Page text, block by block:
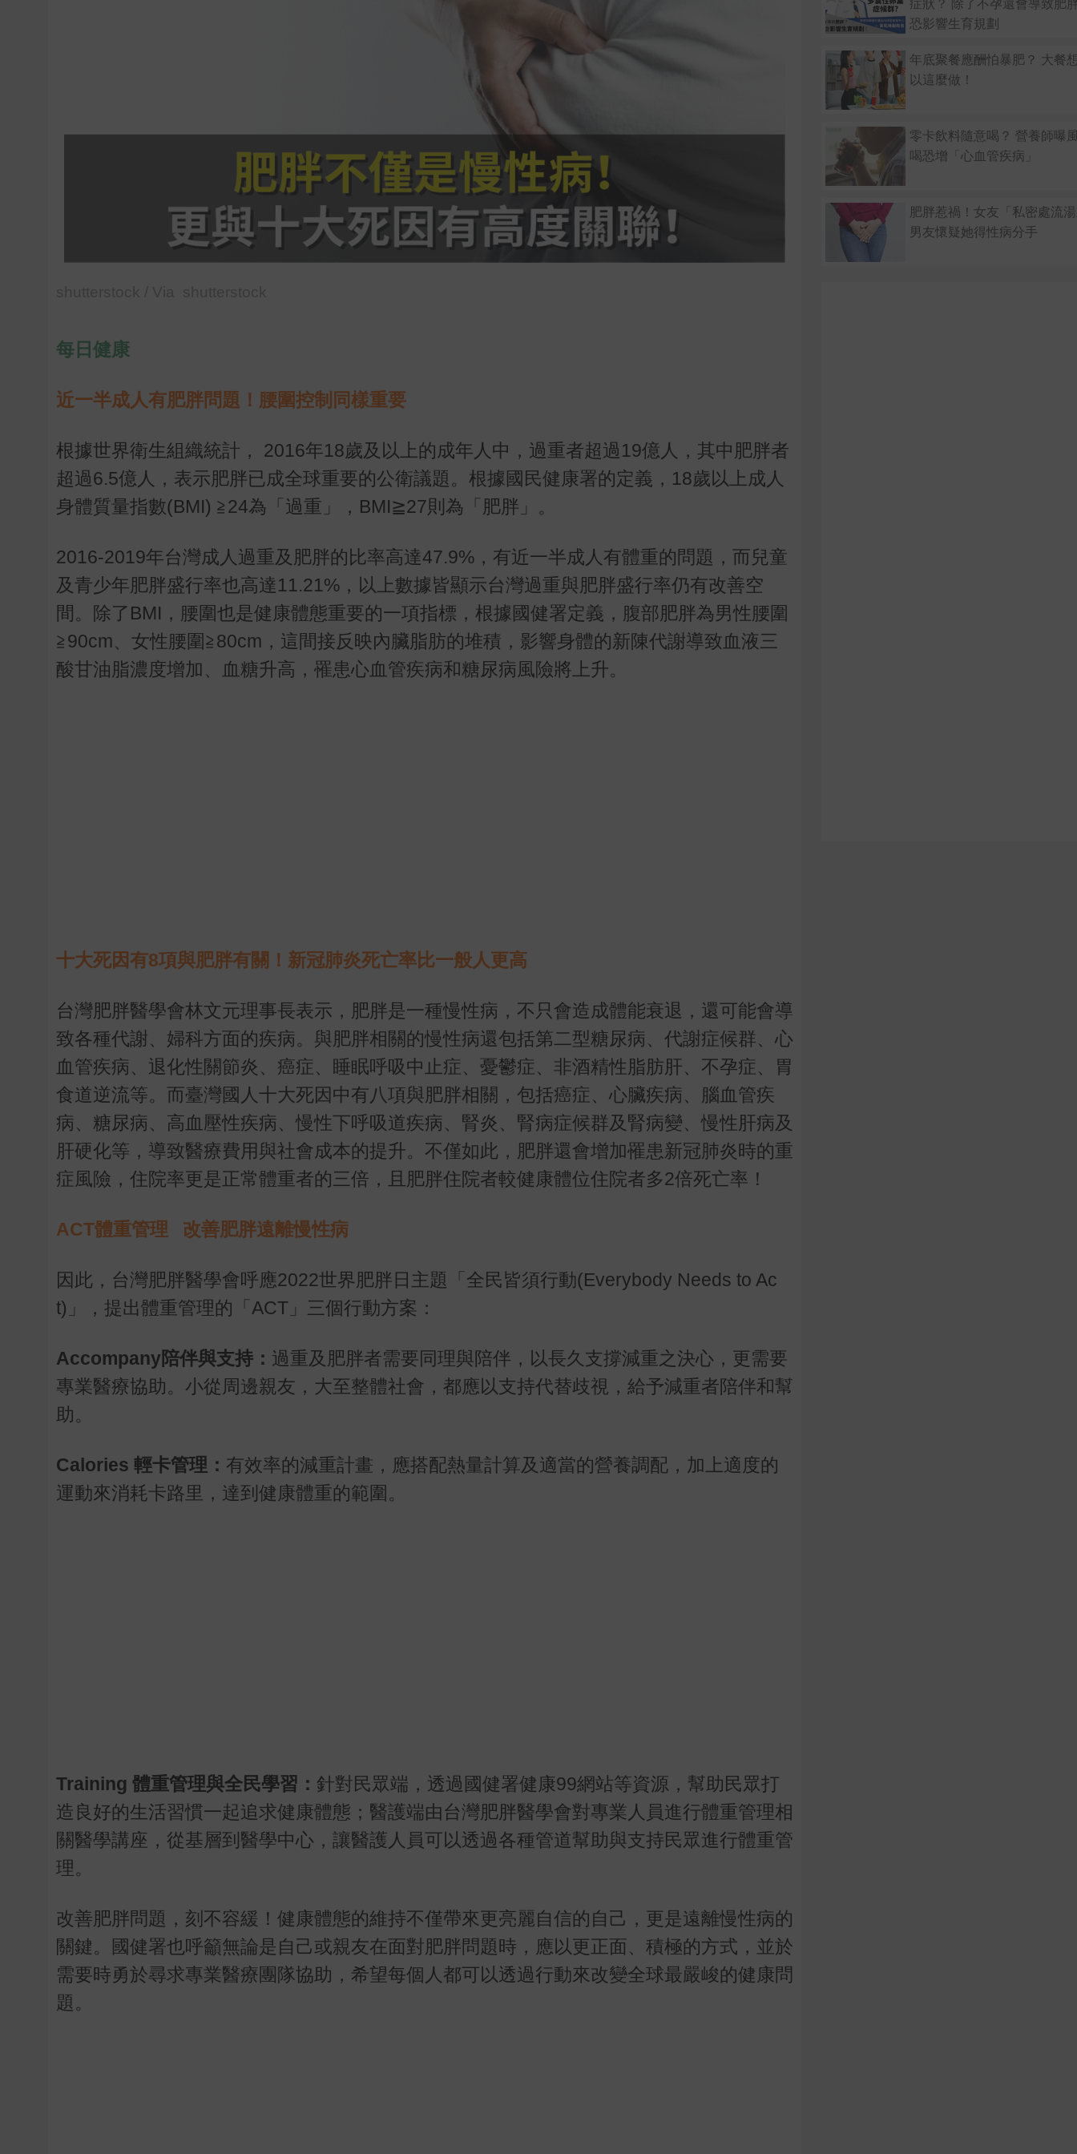
每日健康
近一半成人有肥胖問題！腰圍控制同樣重要
根據世界衛生組織統計， 2016年18歲及以上的成年人中，過重者超過19億人，其中肥胖者
超過6.5億人，表示肥胖已成全球重要的公衛議題。根據國民健康署的定義，18歲以上成人
身體質量指數(BMI) ≧24為「過重」，BMI≧27則為「肥胖」。
2016-2019年台灣成人過重及肥胖的比率高達47.9%，有近一半成人有體重的問題，而兒童
及青少年肥胖盛行率也高達11.21%，以上數據皆顯示台灣過重與肥胖盛行率仍有改善空
間。除了BMI，腰圍也是健康體態重要的一項指標，根據國健署定義，腹部肥胖為男性腰圍
≧90cm、女性腰圍≧80cm，這間接反映內臟脂肪的堆積，影響身體的新陳代謝導致血液三
酸甘油脂濃度增加、血糖升高，罹患心血管疾病和糖尿病風險將上升。
十大死因有8項與肥胖有關！新冠肺炎死亡率比一般人更高
台灣肥胖醫學會林文元理事長表示，肥胖是一種慢性病，不只會造成體能衰退，還可能會導
致各種代謝、婦科方面的疾病。與肥胖相關的慢性病還包括第二型糖尿病、代謝症候群、心
血管疾病、退化性關節炎、癌症、睡眠呼吸中止症、憂鬱症、非酒精性脂肪肝、不孕症、胃
食道逆流等。而臺灣國人十大死因中有八項與肥胖相關，包括癌症、心臟疾病、腦血管疾
病、糖尿病、高血壓性疾病、慢性下呼吸道疾病、腎炎、腎病症候群及腎病變、慢性肝病及
肝硬化等，導致醫療費用與社會成本的提升。不僅如此，肥胖還會增加罹患新冠肺炎時的重
症風險，住院率更是正常體重者的三倍，且肥胖住院者較健康體位住院者多2倍死亡率！
ACT體重管理 改善肥胖遠離慢性病
因此，台灣肥胖醫學會呼應2022世界肥胖日主題「全民皆須行動(Everybody Needs to Ac
t)」，提出體重管理的「ACT」三個行動方案：
Accompany陪伴與支持： 過重及肥胖者需要同理與陪伴，以長久支撐減重之決心，更需要
專業醫療協助。小從周邊親友，大至整體社會，都應以支持代替歧視，給予減重者陪伴和幫
助。
Calories 輕卡管理： 有效率的減重計畫，應搭配熱量計算及適當的營養調配，加上適度的
運動來消耗卡路里，達到健康體重的範圍。
Training 體重管理與全民學習： 針對民眾端，透過國健署健康99網站等資源，幫助民眾打
造良好的生活習慣一起追求健康體態；醫護端由台灣肥胖醫學會對專業人員進行體重管理相
關醫學講座，從基層到醫學中心，讓醫護人員可以透過各種管道幫助與支持民眾進行體重管
理。
改善肥胖問題，刻不容緩！健康體態的維持不僅帶來更亮麗自信的自己，更是遠離慢性病的
關鍵。國健署也呼籲無論是自己或親友在面對肥胖問題時，應以更正面、積極的方式，並於
需要時勇於尋求專業醫療團隊協助，希望每個人都可以透過行動來改變全球最嚴峻的健康問
題。
症狀？ 除了不孕還會導致肥
恐影響生育規劃
年底聚餐應酬怕暴肥？ 大餐
以這麼做！
零卡飲料隨意喝？ 營養師曝
喝恐增「心血管疾病」
肥胖惹禍！女友「私密處流
男友懷疑她得性病分手